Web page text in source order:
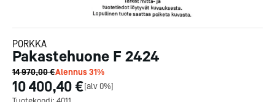
PORKKA
Pakastehuone F 2424
14 970,00 €Alennus31%
10 400,40 €[alv 0%]